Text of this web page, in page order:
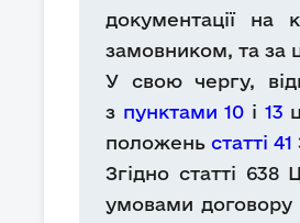
документації на
замовником, та за
У свою чергу,
з пунктами 10 і 13
положень статті 41
Згідно статті
умовами договору